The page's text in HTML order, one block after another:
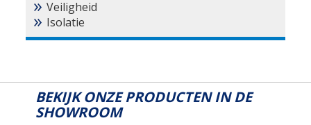
Veiligheid
Isolatie
BEKIJK ONZE PRODUCTEN IN DE
SHOWROOM